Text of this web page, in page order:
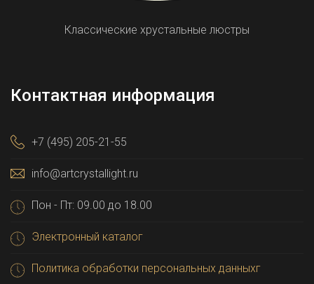
Классические хрустальные люстры
Контактная информация
+7 (495) 205-21-55
info@artcrystallight.ru
Пон - Пт: 09.00 до 18.00
Электронный каталог
Политика обработки персональных данныхг